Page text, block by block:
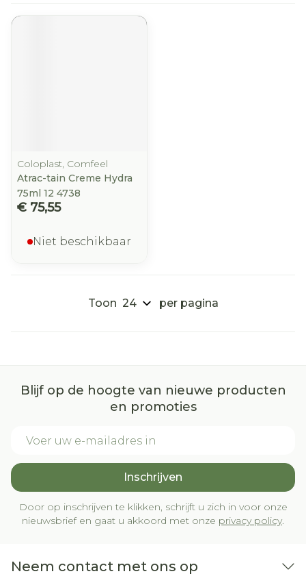
Coloplast, Comfeel
Atrac-tain Creme Hydra
75ml 12 4738
€ 75,55
Niet beschikbaar
Toon per pagina
Blijf op de hoogte van nieuwe producten
en promoties
Inschrijven
Door op inschrijven te klikken, schrijft u zich in voor onze
nieuwsbrief en gaat u akkoord met onze privacy policy.
Neem contact met ons op